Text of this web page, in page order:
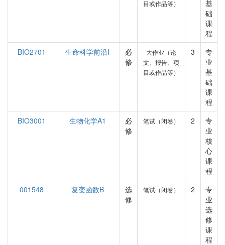
目或作品等）
基
础
课
程
BIO2701
生命科学前沿I
必
修
大作业（论
文、报告、项
目或作品等）
3
专
业
基
础
课
程
BIO3001
生物化学A1
必
修
笔试（闭卷） 2
专
业
核
心
课
程
001548
复变函数B
选
修
笔试（闭卷） 2
专
业
选
修
课
程